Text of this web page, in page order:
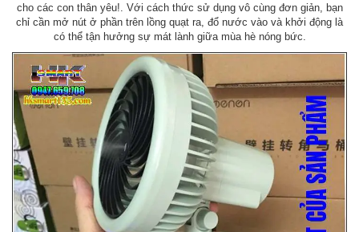
cho các con thân yêu!. Với cách thức sử dụng vô cùng đơn giản, bạn
chỉ cần mở nút ở phần trên lồng quạt ra, đổ nước vào và khởi động là
có thể tận hưởng sự mát lành giữa mùa hè nóng bức.